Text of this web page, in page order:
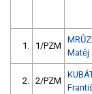
1. 1/PZM
Matěj
2. 2/PZM